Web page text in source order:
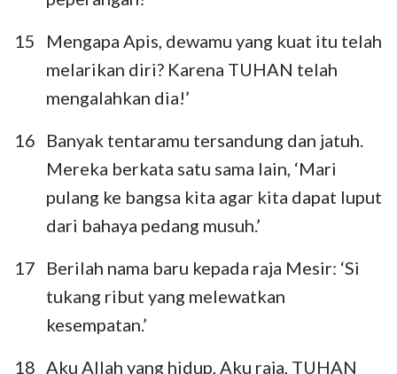
15
Mengapa Apis, dewamu yang kuat itu telah
melarikan diri? Karena TUHAN telah
mengalahkan dia!’
16
Banyak tentaramu tersandung dan jatuh.
Mereka berkata satu sama lain, ‘Mari
pulang ke bangsa kita agar kita dapat luput
dari bahaya pedang musuh.’
17
Berilah nama baru kepada raja Mesir: ‘Si
tukang ribut yang melewatkan
kesempatan.’
18 Aku Allah yang hidup, Aku raja, TUHAN